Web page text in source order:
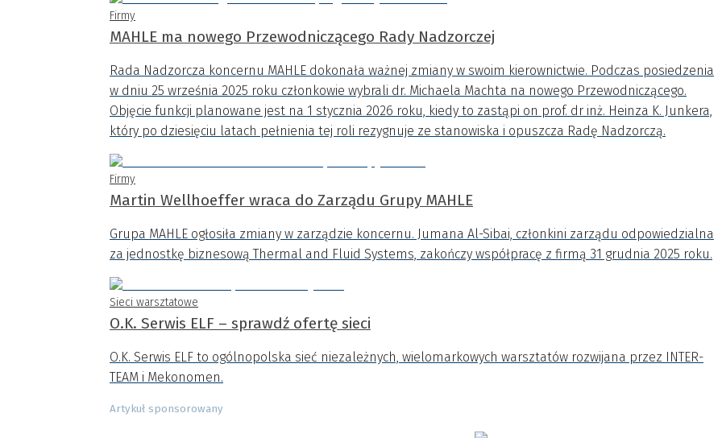
Firmy
MAHLE ma nowego Przewodniczącego Rady Nadzorczej
Rada Nadzorcza koncernu MAHLE dokonała ważnej zmiany w swoim kierownictwie. Podczas posiedzenia
w dniu 25 września 2025 roku członkowie wybrali dr. Michaela Machta na nowego Przewodniczącego.
Objęcie funkcji planowane jest na 1 stycznia 2026 roku, kiedy to zastąpi on prof. dr inż. Heinza K. Junkera,
który po dziesięciu latach pełnienia tej roli rezygnuje ze stanowiska i opuszcza Radę Nadzorczą.
Firmy
Martin Wellhoeffer wraca do Zarządu Grupy MAHLE
Grupa MAHLE ogłosiła zmiany w zarządzie koncernu. Jumana Al-Sibai, członkini zarządu odpowiedzialna
za jednostkę biznesową Thermal and Fluid Systems, zakończy współpracę z firmą 31 grudnia 2025 roku.
Sieci warsztatowe
O.K. Serwis ELF – sprawdź ofertę sieci
O.K. Serwis ELF to ogólnopolska sieć niezależnych, wielomarkowych warsztatów rozwijana przez INTER-
TEAM i Mekonomen.
Artykuł sponsorowany